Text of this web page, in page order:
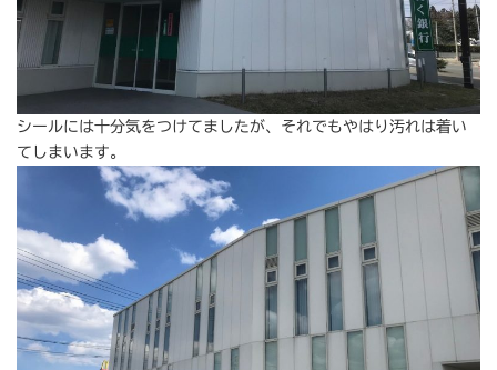
シールには十分気をつけてましたが、それでもやはり汚れは着い
てしまいます。